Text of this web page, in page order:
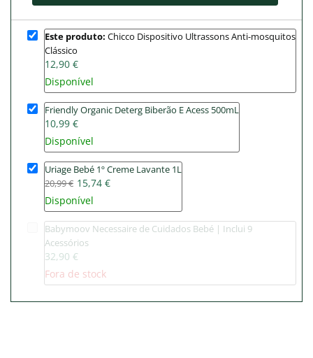
Este produto: Chicco Dispositivo Ultrassons Anti-mosquitos
Clássico
12,90 €
Disponível
Friendly Organic Deterg Biberão E Acess 500mL
10,99 €
Disponível
Uriage Bebé 1º Creme Lavante 1L
20,99 € 15,74 €
Disponível
Babymoov Necessaire de Cuidados Bebé | Inclui 9
Acessórios
32,90 €
Fora de stock